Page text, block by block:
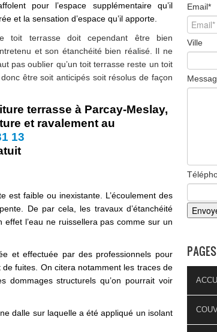
pour l’espace supplémentaire qu’il
et la sensation d’espace qu’il apporte.
toit terrasse doit cependant être bien
et son étanchéité bien réalisé. Il ne
pas oublier qu’un toit terrasse reste un toit
être soit anticipés soit résolus de façon
terrasse à Parcay-Meslay,
et ravalement au
13
est faible ou inexistante. L’écoulement des
De par cela, les travaux d’étanchéité
l’eau ne ruissellera pas comme sur un
et effectuée par des professionnels pour
fuites. On citera notamment les traces de
dommages structurels qu’on pourrait voir
dalle sur laquelle a été appliqué un isolant
Email*
Ville